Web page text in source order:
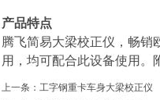
产品特点
腾飞简易大梁校正仪，畅销
用，均可配合此设备使用。
上一条： 工字钢重卡车身大梁校正仪